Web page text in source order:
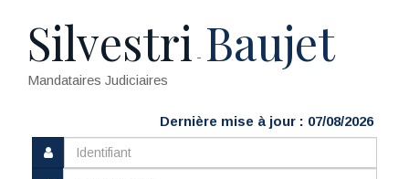
Silvestri - Baujet
Mandataires Judiciaires
Dernière mise à jour : 07/08/2026